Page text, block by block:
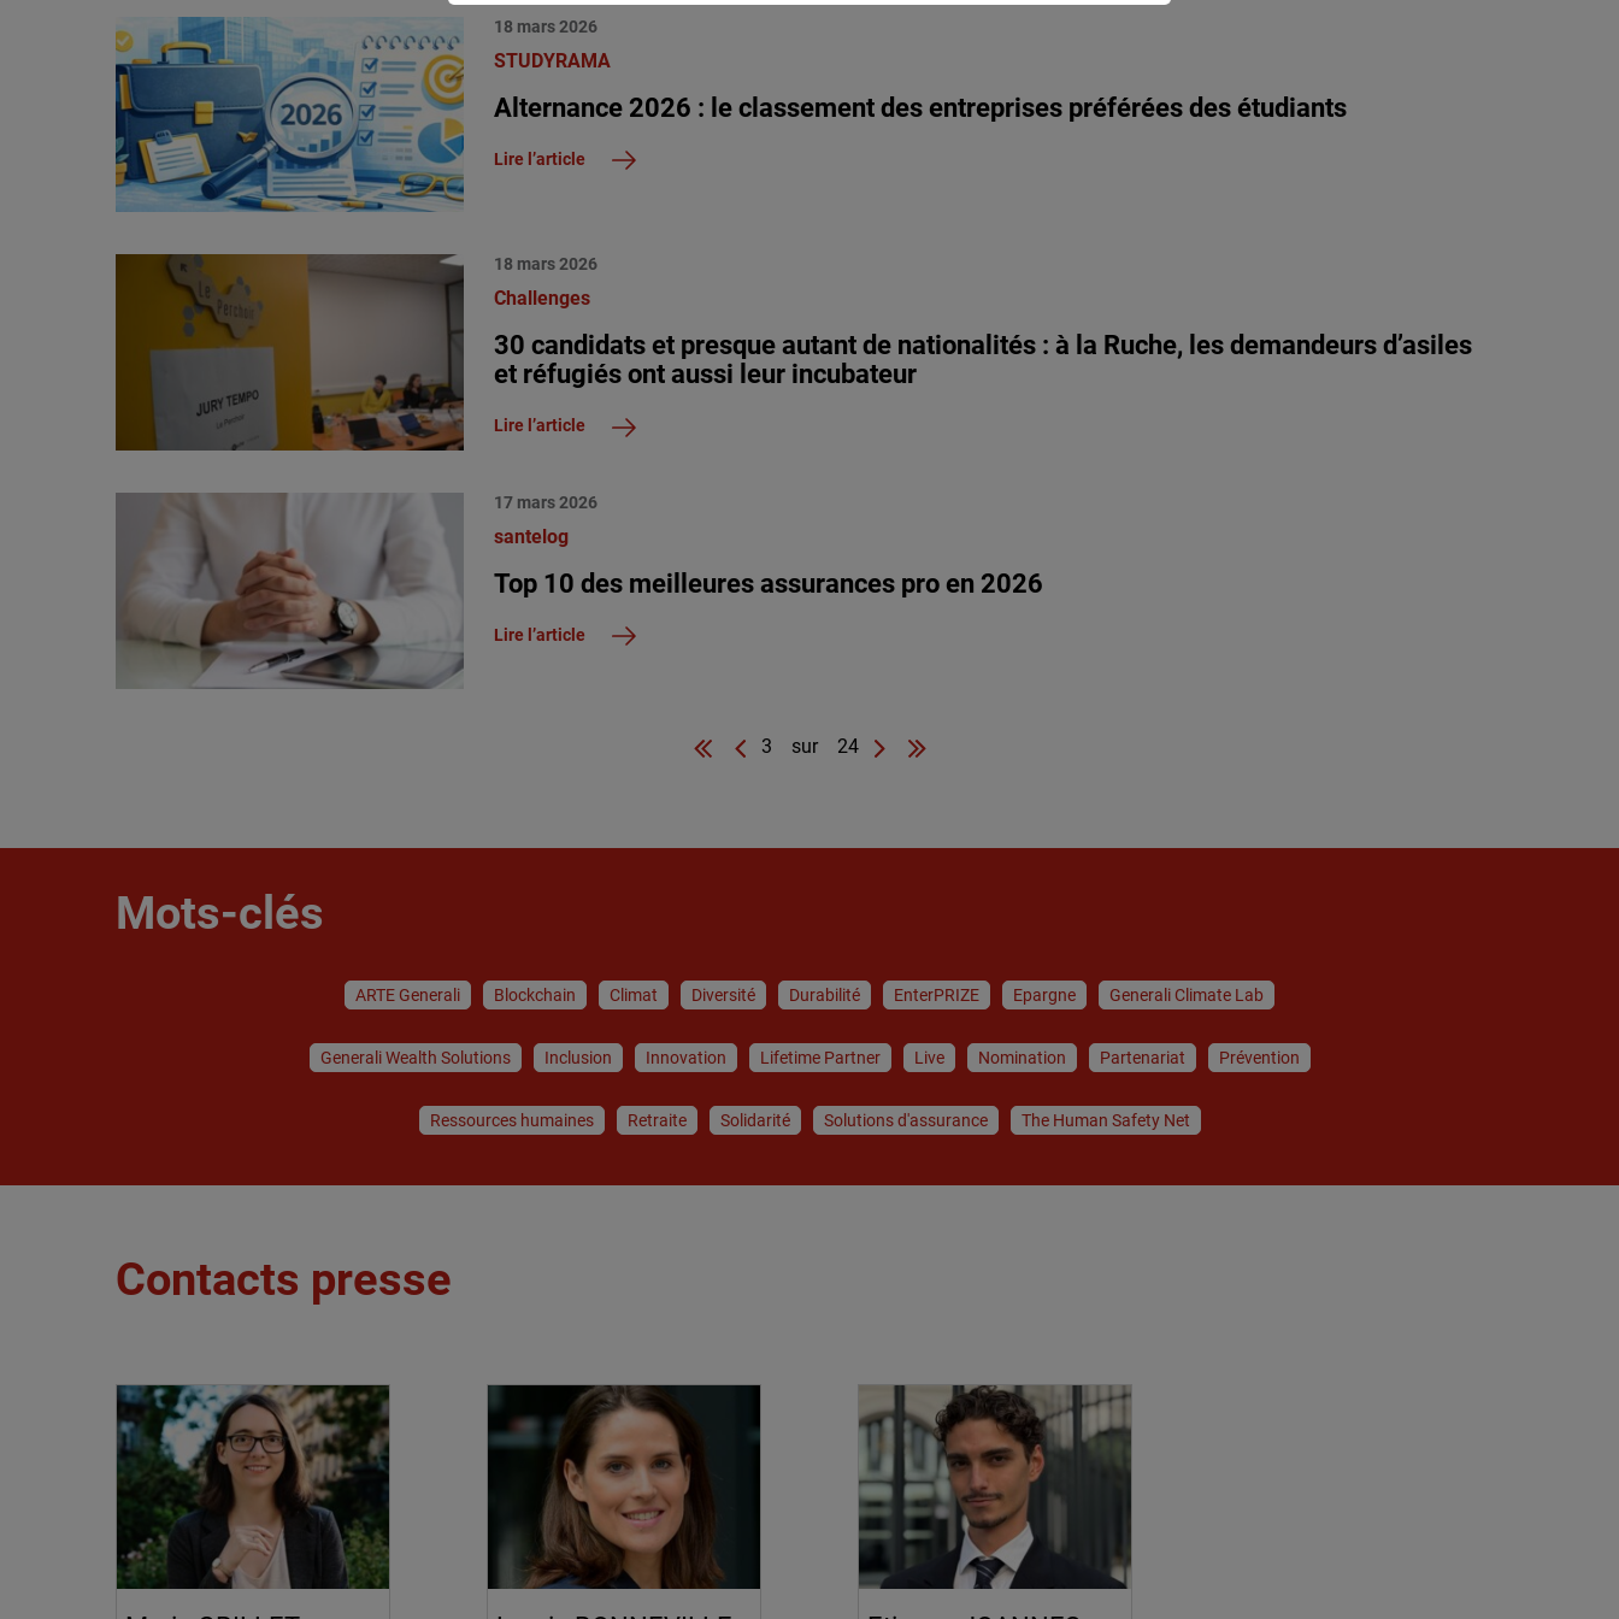
18 mars 2026
STUDYRAMA
Alternance 2026 : le classement des entreprises préférées des étudiants
Lire l’article
18 mars 2026
Challenges
30 candidats et presque autant de nationalités : à la Ruche, les demandeurs d’asiles
et réfugiés ont aussi leur incubateur
Lire l’article
17 mars 2026
santelog
Top 10 des meilleures assurances pro en 2026
Lire l’article
3 sur 24
Mots-clés
ARTE Generali Blockchain Climat Diversité Durabilité EnterPRIZE Epargne Generali Climate Lab
Generali Wealth Solutions Inclusion Innovation Lifetime Partner Live Nomination Partenariat Prévention
Ressources humaines Retraite Solidarité Solutions d'assurance The Human Safety Net
Contacts presse